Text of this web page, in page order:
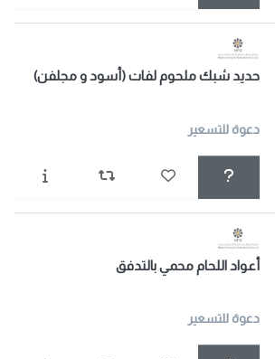
حديد شبك ملحوم لفات (أسود و مجلفن)
دعوة للتسعير
أعواد اللحام محمي بالتدفق
دعوة للتسعير